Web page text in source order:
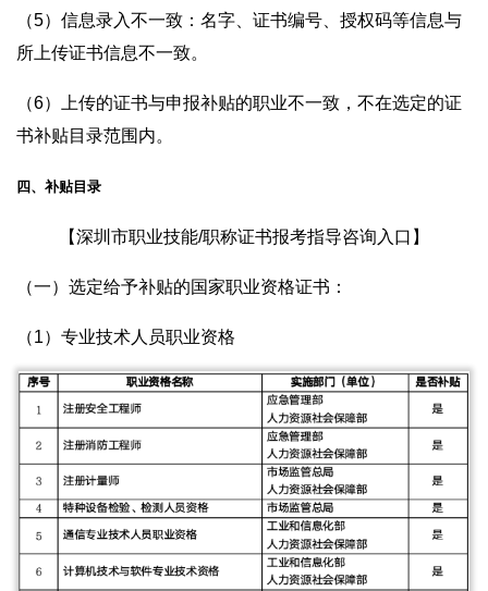
（5）信息录入不一致：名字、证书编号、授权码等信息与
所上传证书信息不一致。
（6）上传的证书与申报补贴的职业不一致，不在选定的证
书补贴目录范围内。
四、补贴目录
【深圳市职业技能/职称证书报考指导咨询入口】
（一）选定给予补贴的国家职业资格证书：
（1）专业技术人员职业资格